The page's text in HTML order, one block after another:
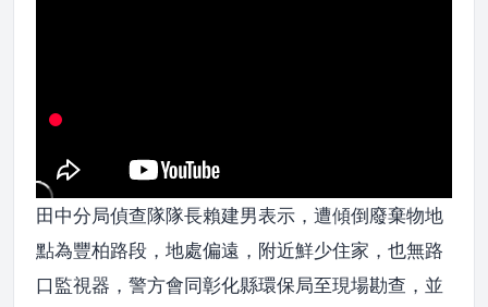
田中分局偵查隊隊長賴建男表示，遭傾倒廢棄物地
點為豐柏路段，地處偏遠，附近鮮少住家，也無路
口監視器，警方會同彰化縣環保局至現場勘查，並